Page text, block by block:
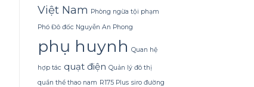
Việt Nam Phòng ngừa tội phạm
Phó Đô đốc Nguyễn An Phong
phụ huynh Quan hệ
hợp tác quạt điện Quản lý đô thị
quần thể thao nam R175 Plus siro đường